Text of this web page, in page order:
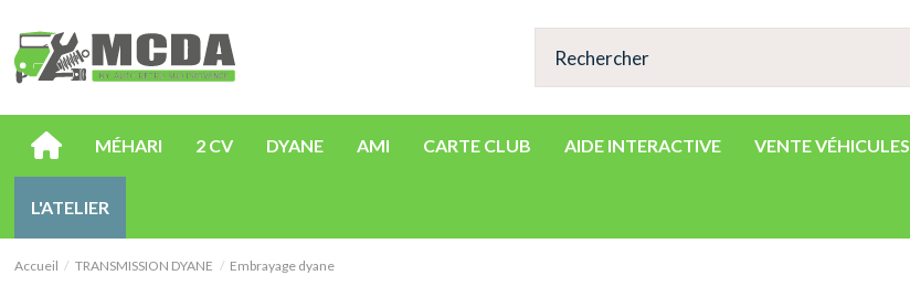
MÉHARI 2 CV DYANE AMI CARTE CLUB AIDE INTERACTIVE VENTE VÉHICULES
L'ATELIER
Accueil TRANSMISSION DYANE Embrayage dyane